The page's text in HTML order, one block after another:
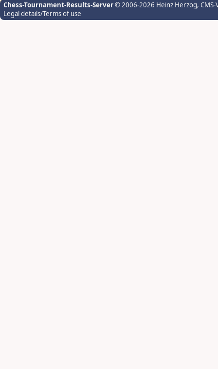
Chess-Tournament-Results-Server© 2006-2026 Heinz Herzog,
Legal details/Terms of use